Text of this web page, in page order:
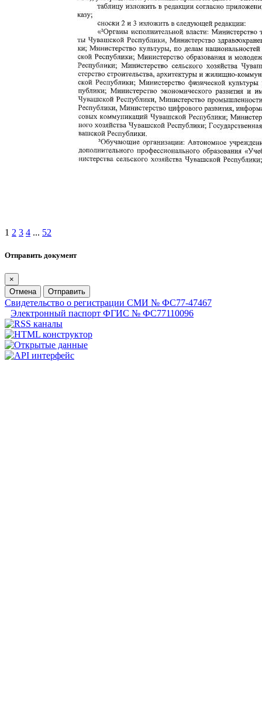
1 2 3 4 ... 52
Отправить документ
×
Отмена
Отправить
Свидетельство о регистрации СМИ № ФС77-47467
Электронный паспорт ФГИС № ФС77110096